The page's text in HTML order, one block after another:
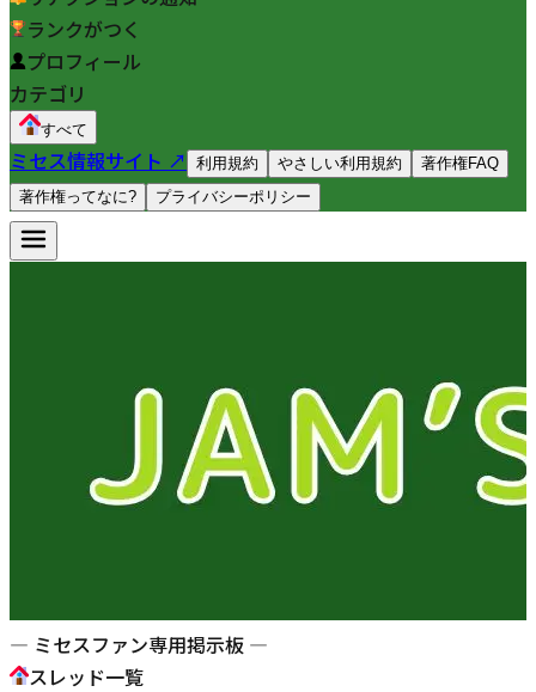
ランクがつく
プロフィール
カテゴリ
すべて
ミセス情報サイト ↗ 利用規約 やさしい利用規約
著作権FAQ
著作権ってなに?
プライバシーポリシー
— ミセスファン専用掲示板 —
スレッド一覧